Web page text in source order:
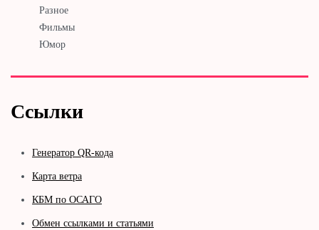
Разное
Фильмы
Юмор
Ссылки
Генератор QR-кода
Карта ветра
КБМ по ОСАГО
Обмен ссылками и статьями